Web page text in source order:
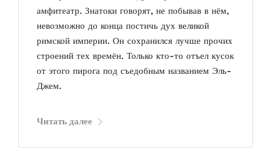
амфитеатр. Знатоки говорят, не побывав в нём,
невозможно до конца постичь дух великой
римской империи. Он сохранился лучше прочих
строений тех времён. Только кто-то отъел кусок
от этого пирога под съедобным названием Эль-
Джем.
Читать далее